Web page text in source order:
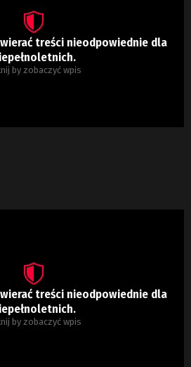
treści nieodpowiednie dla
by zobaczyć wpis
treści nieodpowiednie dla
by zobaczyć wpis